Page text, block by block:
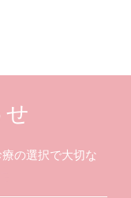
の選択で大切な